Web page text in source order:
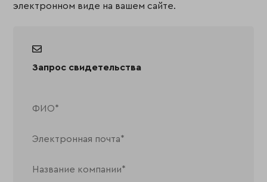
электронном виде на вашем сайте.
Запрос свидетельства